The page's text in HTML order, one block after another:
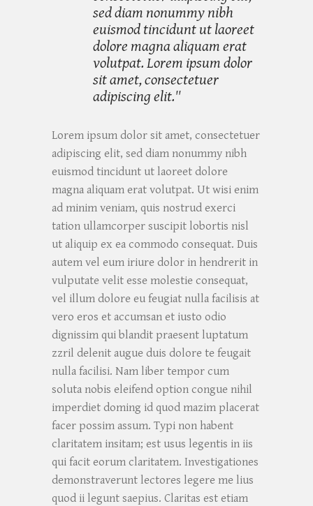
sed diam nonummy nibh
euismod tincidunt ut laoreet
dolore magna aliquam erat
volutpat. Lorem ipsum dolor
sit amet, consectetuer
adipiscing elit.''
Lorem ipsum dolor sit amet, consectetuer
adipiscing elit, sed diam nonummy nibh
euismod tincidunt ut laoreet dolore
magna aliquam erat volutpat. Ut wisi enim
ad minim veniam, quis nostrud exerci
tation ullamcorper suscipit lobortis nisl
ut aliquip ex ea commodo consequat. Duis
autem vel eum iriure dolor in hendrerit in
vulputate velit esse molestie consequat,
vel illum dolore eu feugiat nulla facilisis at
vero eros et accumsan et iusto odio
dignissim qui blandit praesent luptatum
zzril delenit augue duis dolore te feugait
nulla facilisi. Nam liber tempor cum
soluta nobis eleifend option congue nihil
imperdiet doming id quod mazim placerat
facer possim assum. Typi non habent
claritatem insitam; est usus legentis in iis
qui facit eorum claritatem. Investigationes
demonstraverunt lectores legere me lius
quod ii legunt saepius. Claritas est etiam